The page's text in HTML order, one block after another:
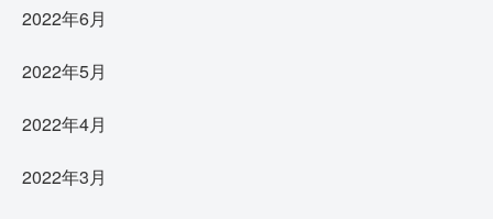
2022年6月
2022年5月
2022年4月
2022年3月